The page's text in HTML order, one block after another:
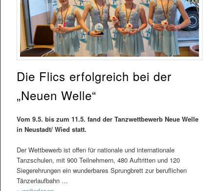
Die Flics erfolgreich bei der
„Neuen Welle“
Vom 9.5. bis zum 11.5. fand der Tanzwettbewerb Neue Welle
in Neustadt/ Wied statt.
Der Wettbewerb ist offen für nationale und internationale
Tanzschulen, mit 900 Teilnehmern, 480 Auftritten und 120
Siegerehrungen ein wunderbares Sprungbrett zur beruflichen
Tänzerlaufbahn …